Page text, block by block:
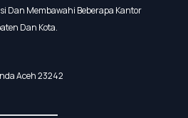
Dan Membawahi Beberapa Kantor
Dan Kota.
Aceh 23242